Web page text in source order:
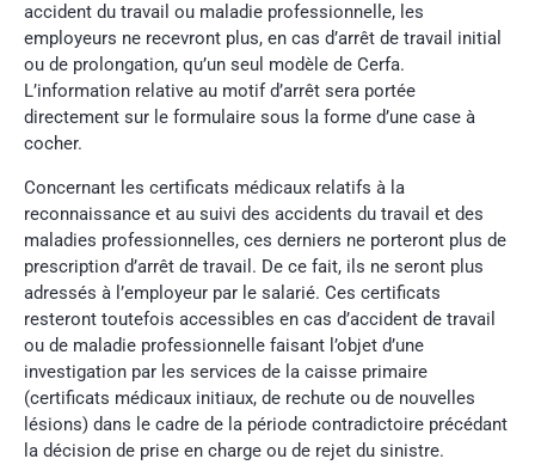
accident du travail ou maladie professionnelle, les
employeurs ne recevront plus, en cas d’arrêt de travail initial
ou de prolongation, qu’un seul modèle de Cerfa.
L’information relative au motif d’arrêt sera portée
directement sur le formulaire sous la forme d’une case à
cocher.
Concernant les certificats médicaux relatifs à la
reconnaissance et au suivi des accidents du travail et des
maladies professionnelles, ces derniers ne porteront plus de
prescription d’arrêt de travail. De ce fait, ils ne seront plus
adressés à l’employeur par le salarié. Ces certificats
resteront toutefois accessibles en cas d’accident de travail
ou de maladie professionnelle faisant l’objet d’une
investigation par les services de la caisse primaire
(certificats médicaux initiaux, de rechute ou de nouvelles
lésions) dans le cadre de la période contradictoire précédant
la décision de prise en charge ou de rejet du sinistre.